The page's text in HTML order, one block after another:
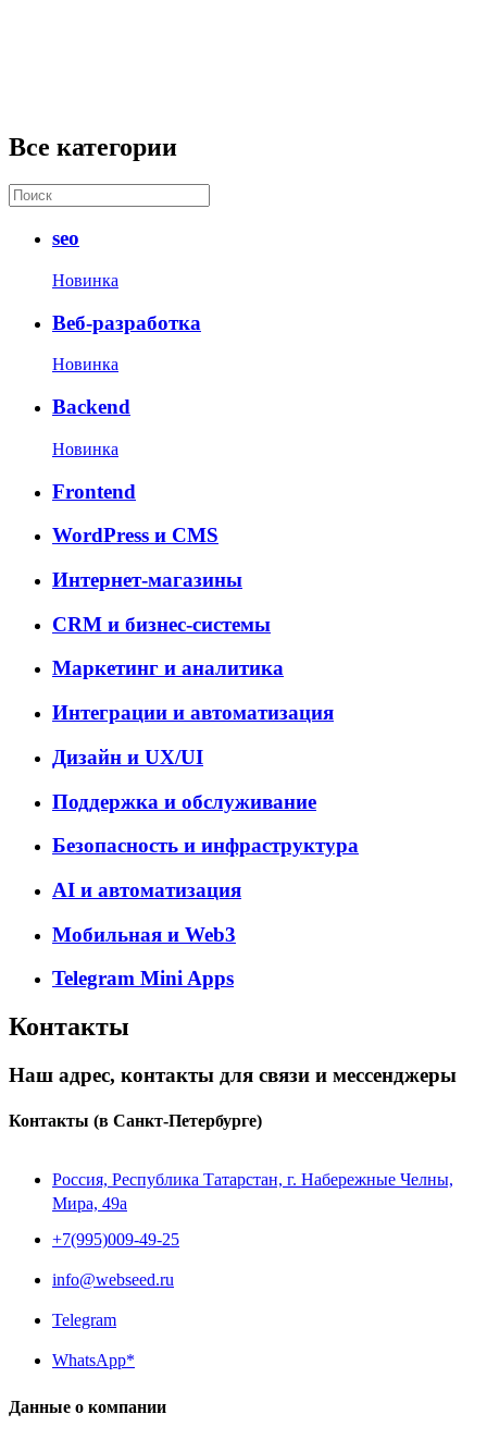
Все категории
seo
Новинка
Веб-разработка
Новинка
Backend
Новинка
Frontend
WordPress и CMS
Интернет-магазины
CRM и бизнес-системы
Маркетинг и аналитика
Интеграции и автоматизация
Дизайн и UX/UI
Поддержка и обслуживание
Безопасность и инфраструктура
AI и автоматизация
Мобильная и Web3
Telegram Mini Apps
Контакты
Наш адрес, контакты для связи и мессенджеры
Контакты (в Санкт-Петербурге)
Россия, Республика Татарстан, г. Набережные Челны,
Мира, 49a
+7(995)009-49-25
info@webseed.ru
Telegram
WhatsApp*
Данные о компании